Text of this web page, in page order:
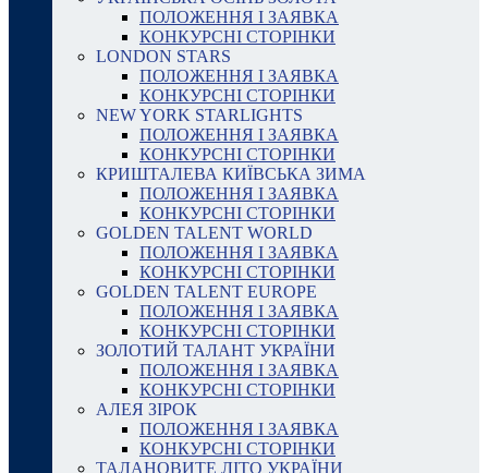
ПОЛОЖЕННЯ І ЗАЯВКА
КОНКУРСНІ СТОРІНКИ
LONDON STARS
ПОЛОЖЕННЯ І ЗАЯВКА
КОНКУРСНІ СТОРІНКИ
NEW YORK STARLIGHTS
ПОЛОЖЕННЯ І ЗАЯВКА
КОНКУРСНІ СТОРІНКИ
КРИШТАЛЕВА КИЇВСЬКА ЗИМА
ПОЛОЖЕННЯ І ЗАЯВКА
КОНКУРСНІ СТОРІНКИ
GOLDEN TALENT WORLD
ПОЛОЖЕННЯ І ЗАЯВКА
КОНКУРСНІ СТОРІНКИ
GOLDEN TALENT EUROPE
ПОЛОЖЕННЯ І ЗАЯВКА
КОНКУРСНІ СТОРІНКИ
ЗОЛОТИЙ ТАЛАНТ УКРАЇНИ
ПОЛОЖЕННЯ І ЗАЯВКА
КОНКУРСНІ СТОРІНКИ
АЛЕЯ ЗІРОК
ПОЛОЖЕННЯ І ЗАЯВКА
КОНКУРСНІ СТОРІНКИ
ТАЛАНОВИТЕ ЛІТО УКРАЇНИ